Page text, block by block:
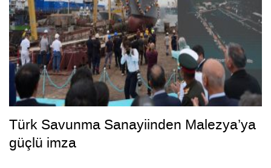
Türk Savunma Sanayiinden Malezya’ya
güçlü imza